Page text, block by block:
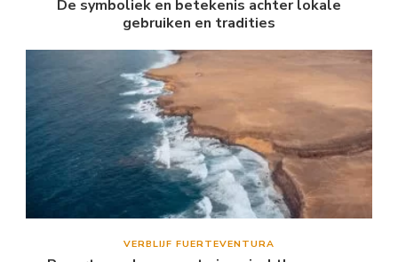
De symboliek en betekenis achter lokale
gebruiken en tradities
VERBLIJF FUERTEVENTURA